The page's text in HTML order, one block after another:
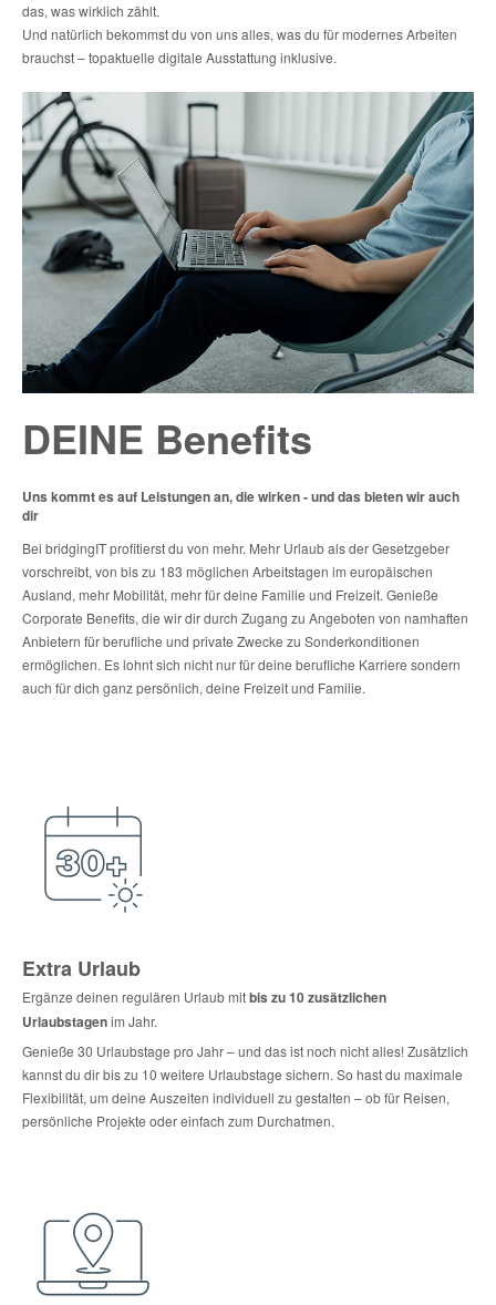
das, was wirklich zählt.
Und natürlich bekommst du von uns alles, was du für modernes Arbeiten
brauchst – topaktuelle digitale Ausstattung inklusive.
DEINE Benefits
Uns kommt es auf Leistungen an, die wirken - und das bieten wir auch
dir
Bei bridgingIT profitierst du von mehr. Mehr Urlaub als der Gesetzgeber
vorschreibt, von bis zu 183 möglichen Arbeitstagen im europäischen
Ausland, mehr Mobilität, mehr für deine Familie und Freizeit. Genieße
Corporate Benefits, die wir dir durch Zugang zu Angeboten von namhaften
Anbietern für berufliche und private Zwecke zu Sonderkonditionen
ermöglichen. Es lohnt sich nicht nur für deine berufliche Karriere sondern
auch für dich ganz persönlich, deine Freizeit und Familie.
Extra Urlaub
Ergänze deinen regulären Urlaub mitbis zu 10 zusätzlichen
Urlaubstagenim Jahr.
Genieße 30 Urlaubstage pro Jahr – und das ist noch nicht alles! Zusätzlich
kannst du dir bis zu 10 weitere Urlaubstage sichern. So hast du maximale
Flexibilität, um deine Auszeiten individuell zu gestalten – ob für Reisen,
persönliche Projekte oder einfach zum Durchatmen.